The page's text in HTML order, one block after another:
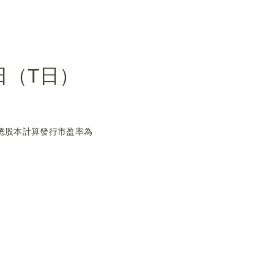
T日）
股本計算發行市盈率為